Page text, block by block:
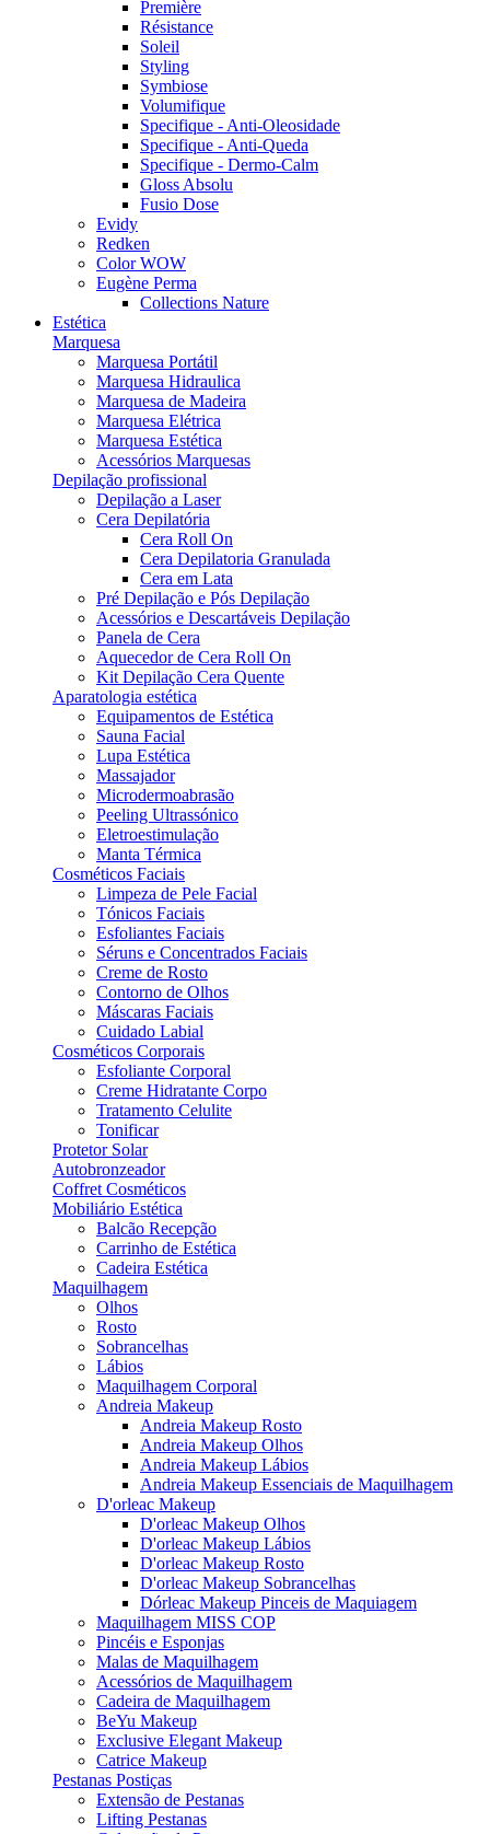
Première
Résistance
Soleil
Styling
Symbiose
Volumifique
Specifique - Anti-Oleosidade
Specifique - Anti-Queda
Specifique - Dermo-Calm
Gloss Absolu
Fusio Dose
Evidy
Redken
Color WOW
Eugène Perma
Collections Nature
Estética
Marquesa
Marquesa Portátil
Marquesa Hidraulica
Marquesa de Madeira
Marquesa Elétrica
Marquesa Estética
Acessórios Marquesas
Depilação profissional
Depilação a Laser
Cera Depilatória
Cera Roll On
Cera Depilatoria Granulada
Cera em Lata
Pré Depilação e Pós Depilação
Acessórios e Descartáveis Depilação
Panela de Cera
Aquecedor de Cera Roll On
Kit Depilação Cera Quente
Aparatologia estética
Equipamentos de Estética
Sauna Facial
Lupa Estética
Massajador
Microdermoabrasão
Peeling Ultrassónico
Eletroestimulação
Manta Térmica
Cosméticos Faciais
Limpeza de Pele Facial
Tónicos Faciais
Esfoliantes Faciais
Séruns e Concentrados Faciais
Creme de Rosto
Contorno de Olhos
Máscaras Faciais
Cuidado Labial
Cosméticos Corporais
Esfoliante Corporal
Creme Hidratante Corpo
Tratamento Celulite
Tonificar
Protetor Solar
Autobronzeador
Coffret Cosméticos
Mobiliário Estética
Balcão Recepção
Carrinho de Estética
Cadeira Estética
Maquilhagem
Olhos
Rosto
Sobrancelhas
Lábios
Maquilhagem Corporal
Andreia Makeup
Andreia Makeup Rosto
Andreia Makeup Olhos
Andreia Makeup Lábios
Andreia Makeup Essenciais de Maquilhagem
D'orleac Makeup
D'orleac Makeup Olhos
D'orleac Makeup Lábios
D'orleac Makeup Rosto
D'orleac Makeup Sobrancelhas
Dórleac Makeup Pinceis de Maquiagem
Maquilhagem MISS COP
Pincéis e Esponjas
Malas de Maquilhagem
Acessórios de Maquilhagem
Cadeira de Maquilhagem
BeYu Makeup
Exclusive Elegant Makeup
Catrice Makeup
Pestanas Postiças
Extensão de Pestanas
Lifting Pestanas